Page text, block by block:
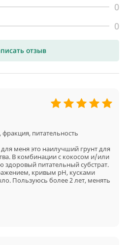
0
0
отзыв
фракция, питательность
меня это наилучший грунт для
В комбинации с кокосом и/или
питательный субстрат.
кривым pH, кусками
Пользуюсь более 2 лет, менять